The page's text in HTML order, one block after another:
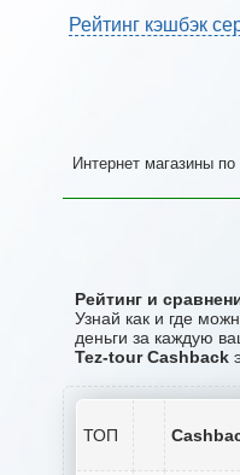
Рейтинг кэшбэк
Интернет магазины
Рейтинг и
Узнай как и где
деньги за каждую
Tez-tour Cashback
ТОП